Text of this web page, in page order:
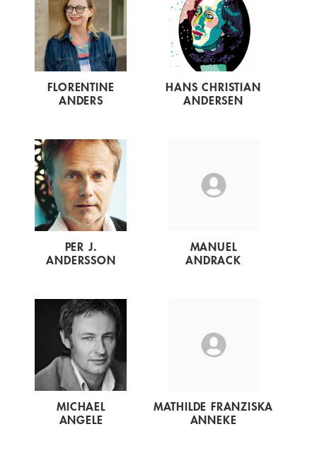
FLORENTINE
ANDERS
HANS CHRISTIAN
ANDERSEN
PER J.
ANDERSSON
MANUEL
ANDRACK
MICHAEL
ANGELE
MATHILDE FRANZISKA
ANNEKE